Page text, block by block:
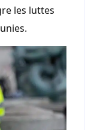
les luttes